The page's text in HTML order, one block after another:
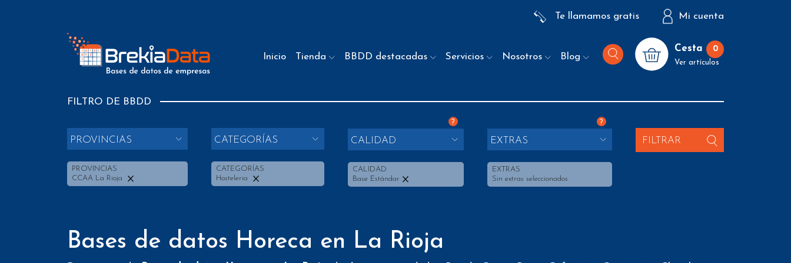
Te llamamos gratis Mi cuenta
Inicio Tienda BBDD destacadas Servicios Nosotros Blog
Cesta 0
Ver artículos
FILTRO DE BBDD
PROVINCIAS
PROVINCIAS
CCAA La Rioja
CATEGORÍAS
CATEGORÍAS
Hosteleria
?
CALIDAD
CALIDAD
Base Estándar
?
EXTRAS
EXTRAS
Sin extras seleccionados
FILTRAR
Bases de datos Horeca en La Rioja